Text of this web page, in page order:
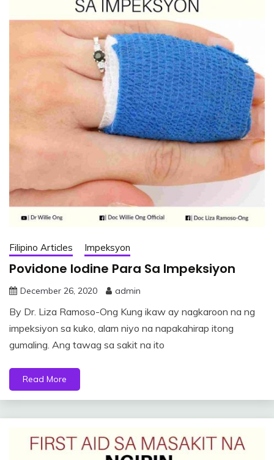
Filipino Articles Impeksyon
Povidone Iodine Para Sa Impeksiyon
December 26, 2020 admin
By Dr. Liza Ramoso-Ong Kung ikaw ay nagkaroon na ng
impeksiyon sa kuko, alam niyo na napakahirap itong
gumaling. Ang tawag sa sakit na ito
Read More